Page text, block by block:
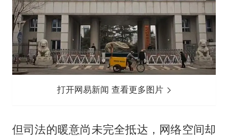
打开网易新闻 查看更多图片
但司法的暖意尚未完全抵达，网络空间却